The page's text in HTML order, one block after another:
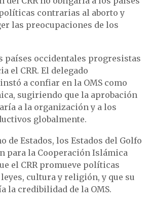
contrarias al aborto y
las preocupaciones de los
países occidentales progresistas
el CRR. El delegado
a confiar en la OMS como
sugiriendo que la aprobación
a la organización y a los
globalmente.
de Estados, los Estados del Golfo
para la Cooperación Islámica
el CRR promueve políticas
cultura y religión, y que su
la credibilidad de la OMS.